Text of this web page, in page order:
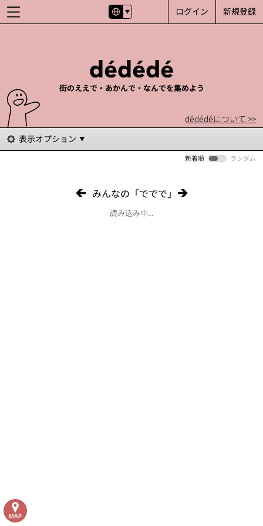
新規登録
ログイン
街のええで・あかんで・なんでを集めよう
dédédéについて >>
表示オプション
新着順 ランダム
みんなの「ででで」
読み込み中...